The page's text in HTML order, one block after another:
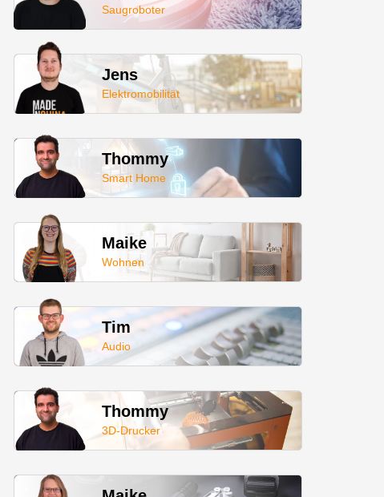
Saugroboter
Jens
Elektromobilität
Thommy
Smart Home
Maike
Wohnen
Tim
Audio
Thommy
3D-Drucker